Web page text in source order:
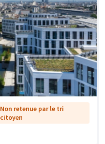
Non retenue par le tri
citoyen